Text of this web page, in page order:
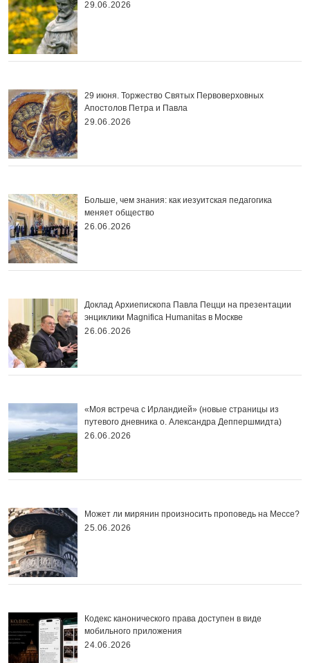
29.06.2026
29 июня. Торжество Святых Первоверховных
Апостолов Петра и Павла
29.06.2026
Больше, чем знания: как иезуитская педагогика
меняет общество
26.06.2026
Доклад Архиепископа Павла Пецци на презентации
энциклики Magnifica Нumanitas в Москве
26.06.2026
«Моя встреча с Ирландией» (новые страницы из
путевого дневника о. Александра Деппершмидта)
26.06.2026
Может ли мирянин произносить проповедь на Мессе?
25.06.2026
Кодекс канонического права доступен в виде
мобильного приложения
24.06.2026